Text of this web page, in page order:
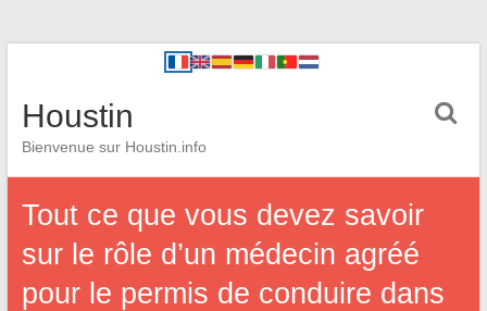
Houstin
Bienvenue sur Houstin.info
Tout ce que vous devez savoir
sur le rôle d’un médecin agréé
pour le permis de conduire dans